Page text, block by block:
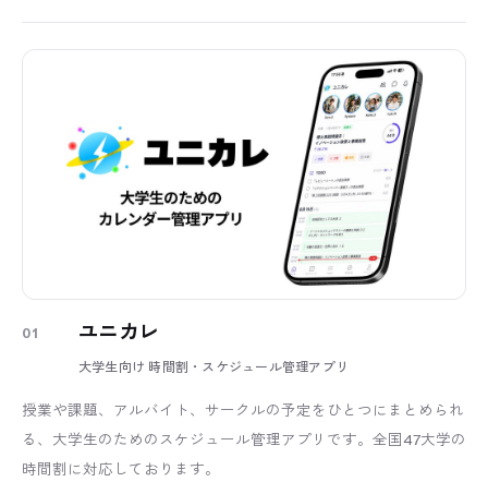
01 ユニカレ
大学生向け 時間割・スケジュール管理アプリ
授業や課題、アルバイト、サークルの予定をひとつにまとめられ
る、大学生のためのスケジュール管理アプリです。全国47大学の
時間割に対応しております。